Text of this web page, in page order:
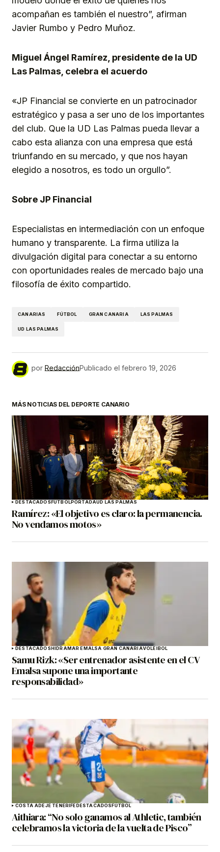
acompañan es también el nuestro”, afirman
Javier Rumbo y Pedro Muñoz.
Miguel Ángel Ramírez, presidente de la UD
Las Palmas, celebra el acuerdo
«JP Financial se convierte en un patrocinador
estratégico y pasa a ser uno de los importantes
del club. Que la UD Las Palmas pueda llevar a
cabo esta alianza con una empresa que está
triunfando en su mercado, y que nos hayan
elegido a nosotros, es todo un orgullo”.
Sobre JP Financial
Especialistas en intermediación con un enfoque
humano y transparente. La firma utiliza la
divulgación digital para conectar a su entorno
con oportunidades reales de mercado bajo una
filosofía de éxito compartido.
CANARIAS FÚTBOL GRAN CANARIA LAS PALMAS
UD LAS PALMAS
por RedacciónPublicado el febrero 19, 2026
MÁS NOTICIAS DEL DEPORTE CANARIO
DESTACADOSFÚTBOLPORTADAUD LAS PALMAS
Ramírez: «El objetivo es claro: la permanencia.
No vendamos motos»
DESTACADOSHIDRAMAR EMALSA GRAN CANARIAVOLEIBOL
Samu Rizk: «Ser entrenador asistente en el CV
Emalsa supone una importante
responsabilidad»
COSTA ADEJE TENERIFEDESTACADOSFÚTBOL
Aithiara: “No solo ganamos al Athletic, también
celebramos la victoria de la vuelta de Pisco”